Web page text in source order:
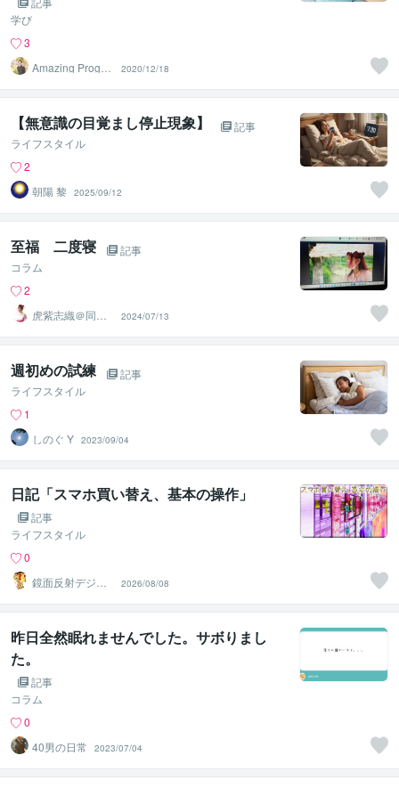
学び
3
Amazing Progre
ss かず
2020/12/18
【無意識の目覚まし停止現象】
記事
ライフスタイル
2
朝陽 黎
2025/09/12
至福 二度寝
記事
コラム
2
虎紫志織＠同じ
目線の『駆け込
み寺』
2024/07/13
週初めの試練
記事
ライフスタイル
1
しのぐ Y 2023/09/04
日記「スマホ買い替え、基本の操作」
記事
ライフスタイル
0
鏡面反射デジタ
ルアート製作所
（鈴木穣）
2026/08/08
昨日全然眠れませんでした。サボりまし
た。
記事
コラム
0
40男の日常
2023/07/04